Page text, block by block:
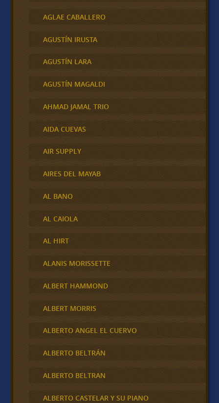
AGLAE CABALLERO
AGUSTÍN IRUSTA
AGUSTÍN LARA
AGUSTÍN MAGALDI
AHMAD JAMAL TRIO
AIDA CUEVAS
AIR SUPPLY
AIRES DEL MAYAB
AL BANO
AL CAIOLA
AL HIRT
ALANIS MORISSETTE
ALBERT HAMMOND
ALBERT MORRIS
ALBERTO ANGEL EL CUERVO
ALBERTO BELTRÁN
ALBERTO BELTRAN
ALBERTO CASTELAR Y SU PIANO